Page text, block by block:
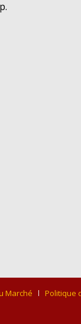
Marché Politique